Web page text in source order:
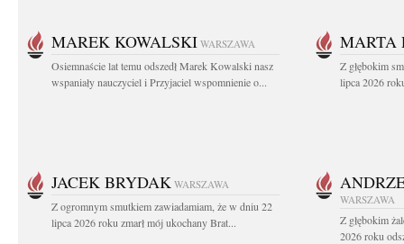
MAREK KOWALSKI WARSZAWA
Osiemnaście lat temu odszedł Marek Kowalski nasz
wspaniały nauczyciel i Przyjaciel wspomnienie o...
MARTA
Z głębokim
lipca 2026
JACEK BRYDAK WARSZAWA
Z ogromnym smutkiem zawiadamiam, że w dniu 22
lipca 2026 roku zmarł mój ukochany Brat...
WARSZAWA
Z głębokim
2026 roku